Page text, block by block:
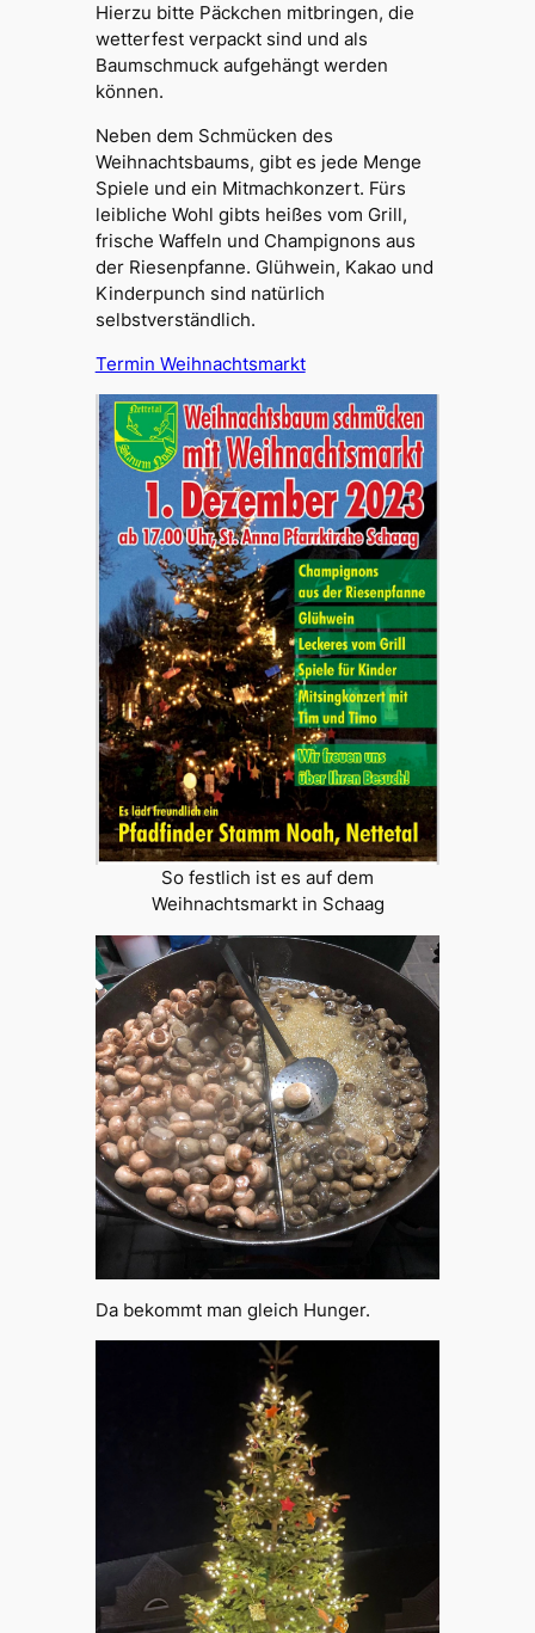
Hierzu bitte Päckchen mitbringen, die
wetterfest verpackt sind und als
Baumschmuck aufgehängt werden
können.
Neben dem Schmücken des
Weihnachtsbaums, gibt es jede Menge
Spiele und ein Mitmachkonzert. Fürs
leibliche Wohl gibts heißes vom Grill,
frische Waffeln und Champignons aus
der Riesenpfanne. Glühwein, Kakao und
Kinderpunch sind natürlich
selbstverständlich.
Termin Weihnachtsmarkt
So festlich ist es auf dem
Weihnachtsmarkt in Schaag
Da bekommt man gleich Hunger.